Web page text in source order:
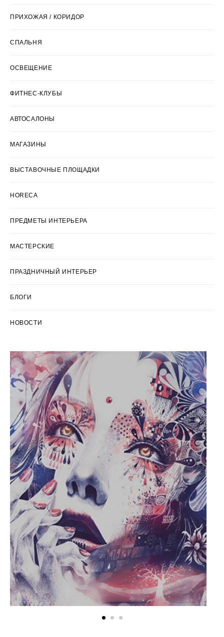
ПРИХОЖАЯ / КОРИДОР
СПАЛЬНЯ
ОСВЕЩЕНИЕ
ФИТНЕС-КЛУБЫ
АВТОСАЛОНЫ
МАГАЗИНЫ
ВЫСТАВОЧНЫЕ ПЛОЩАДКИ
HORECA
ПРЕДМЕТЫ ИНТЕРЬЕРА
МАСТЕРСКИЕ
ПРАЗДНИЧНЫЙ ИНТЕРЬЕР
БЛОГИ
НОВОСТИ